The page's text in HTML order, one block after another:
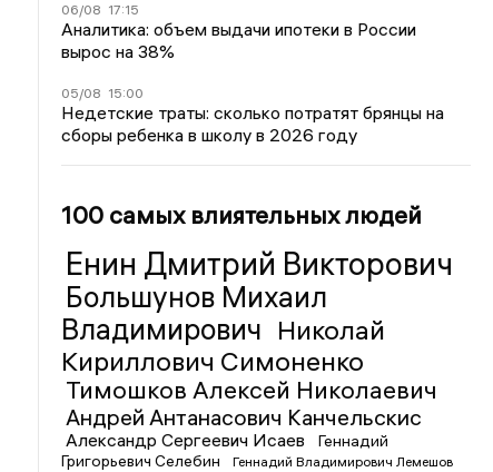
06/08 17:15
Аналитика: объем выдачи ипотеки в России
вырос на 38%
05/08 15:00
Недетские траты: сколько потратят брянцы на
сборы ребенка в школу в 2026 году
100 самых влиятельных людей
Енин Дмитрий Викторович
Большунов Михаил
Владимирович Николай
Кириллович Симоненко
Тимошков Алексей Николаевич
Андрей Антанасович Канчельскис
Александр Сергеевич Исаев
Геннадий
Григорьевич Селебин
Геннадий Владимирович Лемешов